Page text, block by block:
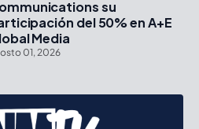
su
del 50% en A+E
Media
01, 2026